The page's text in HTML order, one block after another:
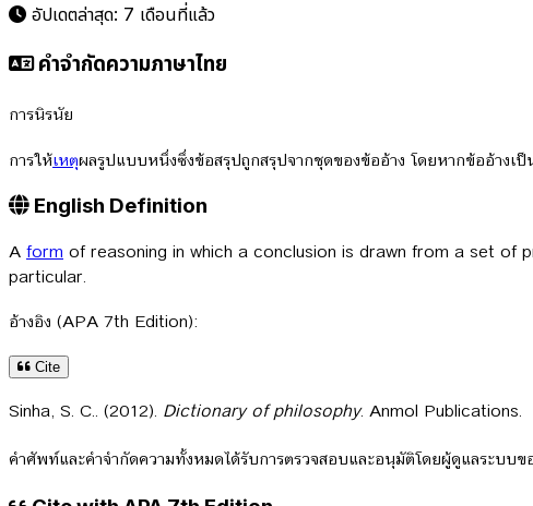
อัปเดตล่าสุด: 7 เดือนที่แล้ว
คำจำกัดความภาษาไทย
การนิรนัย
การให้เหตุผลรูปแบบหนึ่งซึ่งข้อสรุปถูกสรุปจากชุดของข้ออ้าง โดยหากข้ออ้างเ
English Definition
A form of reasoning in which a conclusion is drawn from a set
particular.
อ้างอิง (APA 7th Edition):
Cite
Sinha, S. C.. (2012). Dictionary of philosophy. Anmol Publications.
คำศัพท์และคำจำกัดความทั้งหมดได้รับการตรวจสอบและอนุมัติโดยผู้ดูแลระบบ